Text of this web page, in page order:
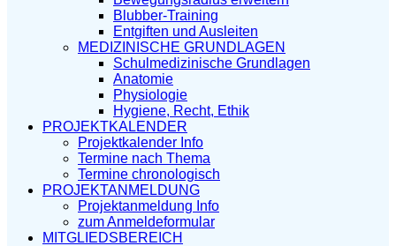
Blubber-Training
Entgiften und Ausleiten
MEDIZINISCHE GRUNDLAGEN
Schulmedizinische Grundlagen
Anatomie
Physiologie
Hygiene, Recht, Ethik
PROJEKTKALENDER
Projektkalender Info
Termine nach Thema
Termine chronologisch
PROJEKTANMELDUNG
Projektanmeldung Info
zum Anmeldeformular
MITGLIEDSBEREICH